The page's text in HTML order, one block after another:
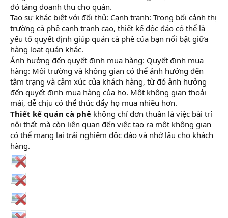
đó tăng doanh thu cho quán.
Tạo sự khác biệt với đối thủ: Cạnh tranh: Trong bối cảnh thị
trường cà phê cạnh tranh cao, thiết kế độc đáo có thể là
yếu tố quyết định giúp quán cà phê của bạn nổi bật giữa
hàng loạt quán khác.
Ảnh hưởng đến quyết định mua hàng: Quyết định mua
hàng: Môi trường và không gian có thể ảnh hưởng đến
tâm trạng và cảm xúc của khách hàng, từ đó ảnh hưởng
đến quyết định mua hàng của họ. Một không gian thoải
mái, dễ chịu có thể thúc đẩy họ mua nhiều hơn.
Thiết kế quán cà phê không chỉ đơn thuần là việc bài trí
nội thất mà còn liên quan đến việc tạo ra một không gian
có thể mang lại trải nghiệm độc đáo và nhớ lâu cho khách
hàng.